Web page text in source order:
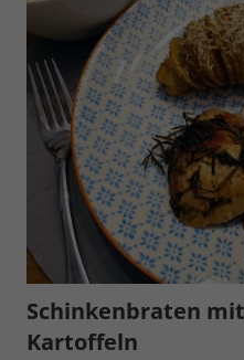
Schinkenbraten
Kartoffeln